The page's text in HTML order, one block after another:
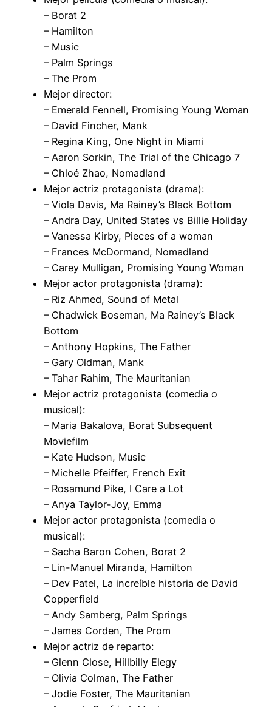
– Borat 2
– Hamilton
– Music
– Palm Springs
– The Prom
Mejor director:
– Emerald Fennell, Promising Young Woman
– David Fincher, Mank
– Regina King, One Night in Miami
– Aaron Sorkin, The Trial of the Chicago 7
– Chloé Zhao, Nomadland
Mejor actriz protagonista (drama):
– Viola Davis, Ma Rainey’s Black Bottom
– Andra Day, United States vs Billie Holiday
– Vanessa Kirby, Pieces of a woman
– Frances McDormand, Nomadland
– Carey Mulligan, Promising Young Woman
Mejor actor protagonista (drama):
– Riz Ahmed, Sound of Metal
– Chadwick Boseman, Ma Rainey’s Black
Bottom
– Anthony Hopkins, The Father
– Gary Oldman, Mank
– Tahar Rahim, The Mauritanian
Mejor actriz protagonista (comedia o
musical):
– Maria Bakalova, Borat Subsequent
Moviefilm
– Kate Hudson, Music
– Michelle Pfeiffer, French Exit
– Rosamund Pike, I Care a Lot
– Anya Taylor-Joy, Emma
Mejor actor protagonista (comedia o
musical):
– Sacha Baron Cohen, Borat 2
– Lin-Manuel Miranda, Hamilton
– Dev Patel, La increíble historia de David
Copperfield
– Andy Samberg, Palm Springs
– James Corden, The Prom
Mejor actriz de reparto:
– Glenn Close, Hillbilly Elegy
– Olivia Colman, The Father
– Jodie Foster, The Mauritanian